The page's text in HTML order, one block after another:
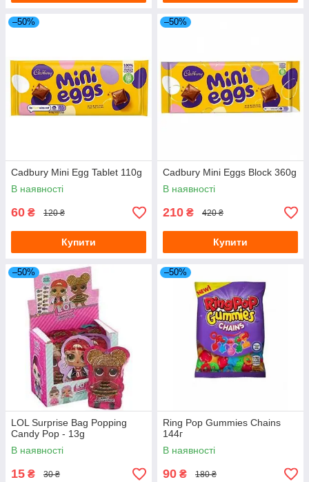
–50%
Cadbury Mini Egg Tablet 110g
В наявності
60 ₴ 120 ₴
Купити
–50%
Cadbury Mini Eggs Block 360g
В наявності
210 ₴ 420 ₴
Купити
–50%
LOL Surprise Bag Popping
Candy Pop - 13g
В наявності
15 ₴ 30 ₴
–50%
Ring Pop Gummies Chains
144г
В наявності
90 ₴ 180 ₴